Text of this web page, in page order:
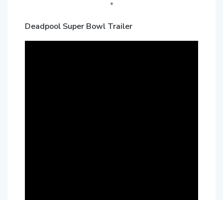
*
Deadpool Super Bowl Trailer